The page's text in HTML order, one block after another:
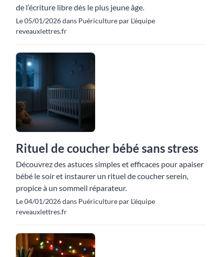
de l’écriture libre dès le plus jeune âge.
Le 05/01/2026 dans Puériculture par L'équipe
reveauxlettres.fr
Rituel de coucher bébé sans stress
Découvrez des astuces simples et efficaces pour apaiser
bébé le soir et instaurer un rituel de coucher serein,
propice à un sommeil réparateur.
Le 04/01/2026 dans Puériculture par L'équipe
reveauxlettres.fr